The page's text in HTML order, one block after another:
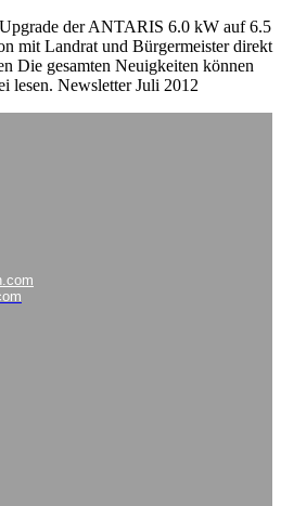
der ANTARIS 6.0 kW auf 6.5
mit Landrat und Bürgermeister direkt
Die gesamten Neuigkeiten können
lesen. Newsletter Juli 2012